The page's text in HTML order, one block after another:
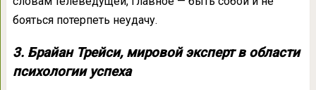
бояться потерпеть неудачу.
3. Брайан Трейси, мировой эксперт в области
психологии успеха